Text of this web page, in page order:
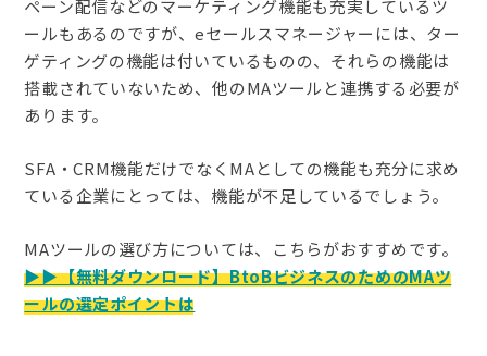
ペーン配信などのマーケティング機能も充実しているツ
ールもあるのですが、eセールスマネージャーには、ター
ゲティングの機能は付いているものの、それらの機能は
搭載されていないため、他のMAツールと連携する必要が
あります。
SFA・CRM機能だけでなくMAとしての機能も充分に求め
ている企業にとっては、機能が不足しているでしょう。
MAツールの選び方については、こちらがおすすめです。
▶︎▶︎【無料ダウンロード】BtoBビジネスのためのMAツ
ールの選定ポイントは